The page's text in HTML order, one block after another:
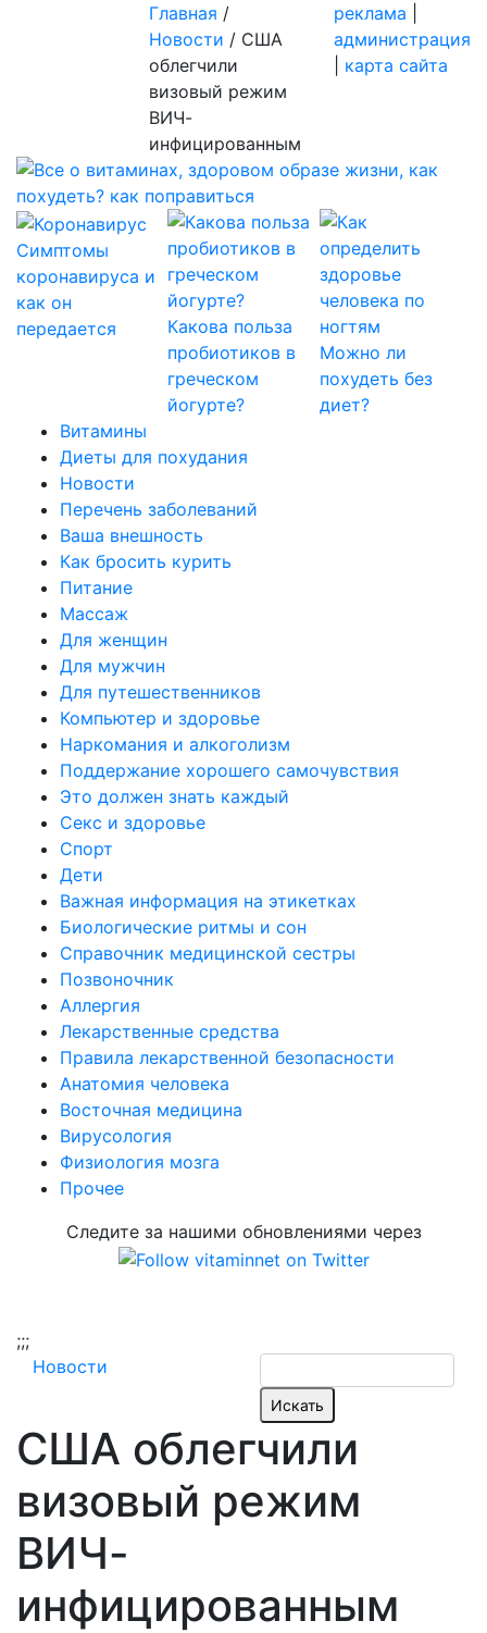
Главная /
Новости / США
облегчили
визовый режим
ВИЧ-
инфицированным
реклама
администрация
карта сайта
Симптомы
коронавируса и
как он
передается
Какова польза
пробиотиков в
греческом
йогурте?
Можно ли
похудеть без
диет?
Витамины
Диеты для похудания
Новости
Перечень заболеваний
Ваша внешность
Как бросить курить
Питание
Массаж
Для женщин
Для мужчин
Для путешественников
Компьютер и здоровье
Наркомания и алкоголизм
Поддержание хорошего самочувствия
Это должен знать каждый
Секс и здоровье
Спорт
Дети
Важная информация на этикетках
Биологические ритмы и сон
Справочник медицинской сестры
Позвоночник
Аллергия
Лекарственные средства
Правила лекарственной безопасности
Aнатомия человека
Восточная медицина
Вирусология
Физиология мозга
Прочее
Следите за нашими обновлениями через
;;;
Новости
США облегчили
визовый режим
ВИЧ-
инфицированным